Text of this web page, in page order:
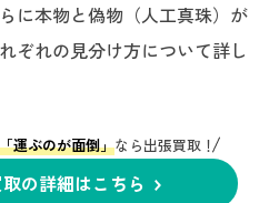
に本物と偽物（人工真珠）が
ぞれの見分け方について詳し
運ぶのが面倒」なら出張買取！
の詳細はこちら